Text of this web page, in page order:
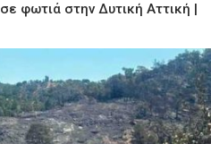
φωτιά στην Δυτική Αττική |